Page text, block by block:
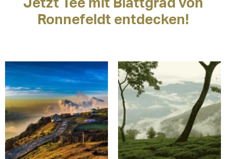
Jetzt Tee mit Blattgrad von
Ronnefeldt entdecken!